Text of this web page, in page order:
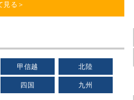
見る＞
甲信越 北陸
四国 九州